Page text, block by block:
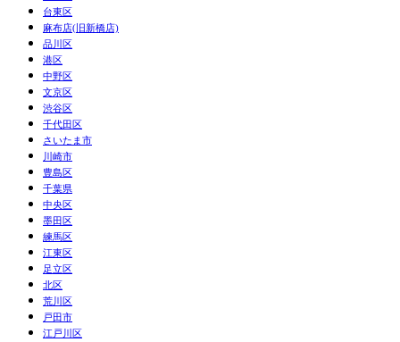
台東区
麻布店(旧新橋店)
品川区
港区
中野区
文京区
渋谷区
千代田区
さいたま市
川崎市
豊島区
千葉県
中央区
墨田区
練馬区
江東区
足立区
北区
荒川区
戸田市
江戸川区